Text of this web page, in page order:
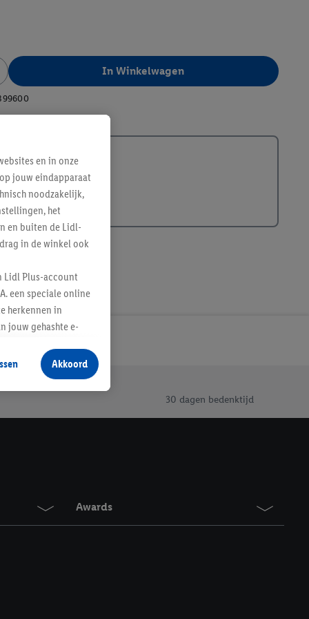
In Winkelwagen
30 dagen bedenktijd
Awards
en in onze
jouw eindapparaat
noodzakelijk,
het
en buiten de Lidl-
in de winkel ook
Lidl Plus-account
een speciale online
herkennen in
jouw gehashte e-
producten waarin je
te plaatsen
verschillende
kunnen worden
vergelijkbare
in te
Akkoord